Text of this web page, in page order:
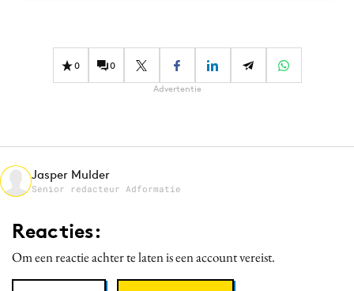
Gedragsverandering
Influencer marketing
Merkstrategie
Programmatic
Purpose Marketing
Reputatie & crisis
0 0
Advertentie
Jasper Mulder
Senior redacteur Adformatie
Reacties:
Om een reactie achter te laten is een account vereist.